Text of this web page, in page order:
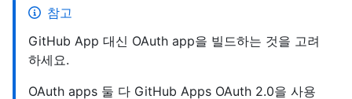
참고
GitHub App 대신 OAuth app을 빌드하는 것을 고려
하세요.
OAuth apps 둘 다 GitHub Apps OAuth 2.0을 사용